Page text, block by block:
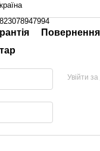
Повернення
Увійти